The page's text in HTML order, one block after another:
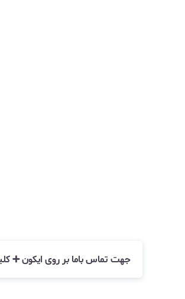
جهت تماس باما بر روی ایکون ➕